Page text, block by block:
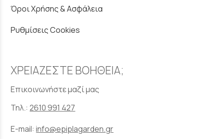
Όροι Χρήσης & Ασφάλεια
Ρυθμίσεις Cookies
ΧΡΕΙΑΖΕΣΤΕ ΒΟΗΘΕΙΑ;
Επικοινωνήστε μαζί μας
Τηλ.:2610 991 427
E-mail:info@epiplagarden.gr